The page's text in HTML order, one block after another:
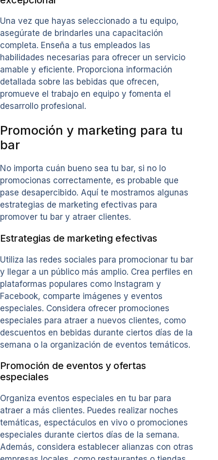
Una vez que hayas seleccionado a tu equipo,
asegúrate de brindarles una capacitación
completa. Enseña a tus empleados las
habilidades necesarias para ofrecer un servicio
amable y eficiente. Proporciona información
detallada sobre las bebidas que ofrecen,
promueve el trabajo en equipo y fomenta el
desarrollo profesional.
Promoción y marketing para tu
bar
No importa cuán bueno sea tu bar, si no lo
promocionas correctamente, es probable que
pase desapercibido. Aquí te mostramos algunas
estrategias de marketing efectivas para
promover tu bar y atraer clientes.
Estrategias de marketing efectivas
Utiliza las redes sociales para promocionar tu bar
y llegar a un público más amplio. Crea perfiles en
plataformas populares como Instagram y
Facebook, comparte imágenes y eventos
especiales. Considera ofrecer promociones
especiales para atraer a nuevos clientes, como
descuentos en bebidas durante ciertos días de la
semana o la organización de eventos temáticos.
Promoción de eventos y ofertas
especiales
Organiza eventos especiales en tu bar para
atraer a más clientes. Puedes realizar noches
temáticas, espectáculos en vivo o promociones
especiales durante ciertos días de la semana.
Además, considera establecer alianzas con otras